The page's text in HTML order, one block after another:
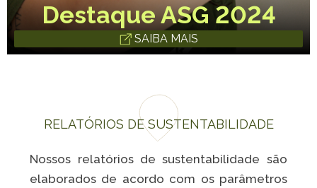
Destaque ASG 2024
SAIBA MAIS
RELATÓRIOS DE SUSTENTABILIDADE
Nossos relatórios de sustentabilidade são
elaborados de acordo com os parâmetros